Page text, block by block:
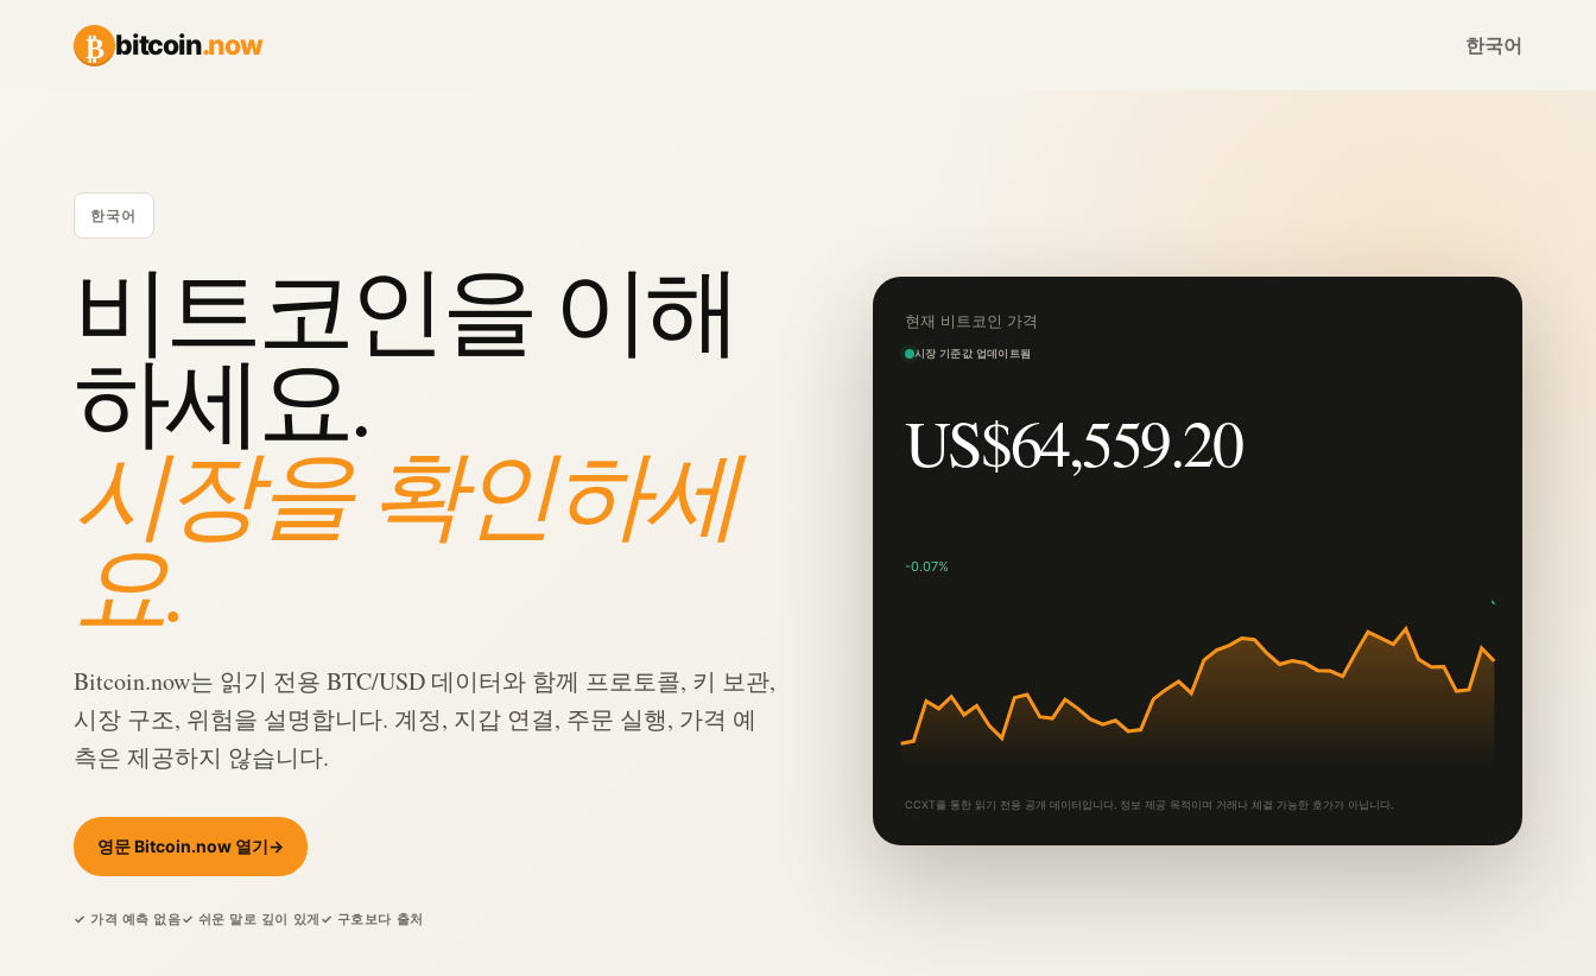
₿ bitcoin.now 한국어
한국어
비트코인을 이해
하세요.
시장을 확인하세
요.
Bitcoin.now는 읽기 전용 BTC/USD 데이터와 함께 프로토콜, 키 보관,
시장 구조, 위험을 설명합니다. 계정, 지갑 연결, 주문 실행, 가격 예
측은 제공하지 않습니다.
영문 Bitcoin.now 열기→
✓ 가격 예측 없음✓ 쉬운 말로 깊이 있게 ✓ 구호보다 출처
현재 비트코인 가격
시장 기준값 업데이트됨
US$64,559.20
-0.07%
CCXT를 통한 읽기 전용 공개 데이터입니다. 정보 제공 목적이며 거래나 체결 가능한 호가가 아닙니다.